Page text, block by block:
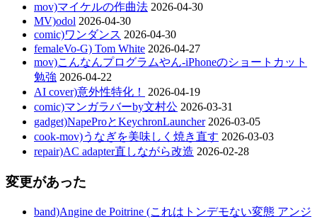
mov)マイケルの作曲法 2026-04-30
MV)odol 2026-04-30
comic)ワンダンス 2026-04-30
femaleVo-G) Tom White 2026-04-27
mov)こんなんプログラムやん-iPhoneのショートカット
勉強 2026-04-22
AI cover)意外性特化！
2026-04-19
comic)マンガラバーby文村公 2026-03-31
gadget)NapeProとKeychronLauncher 2026-03-05
cook-mov)うなぎを美味しく焼き直す 2026-03-03
repair)AC adapter直しながら改造 2026-02-28
変更があった
band)Angine de Poitrine (これはトンデモない変態 アンジ